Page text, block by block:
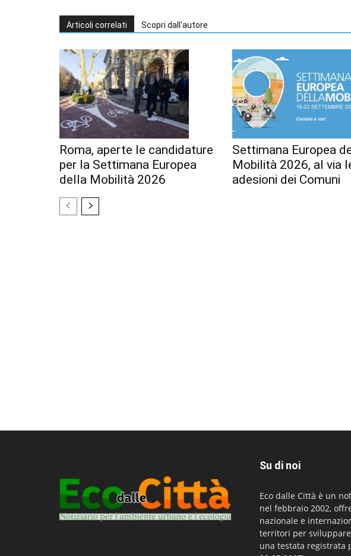
Articoli correlati Scopri dall'autore
Roma, aperte le candidature
per la Settimana Europea
della Mobilità 2026
Settimana Europea
Mobilità 2026, al via
adesioni dei Comuni
Su di noi
Eco dalle Città è un
nel febbraio 2002,
nazionale e
territori per
una testata registrata